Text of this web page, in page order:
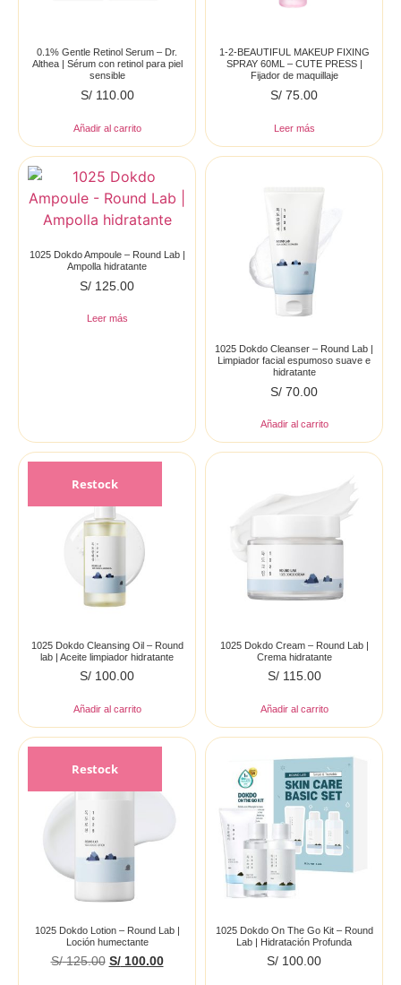
0.1% Gentle Retinol Serum – Dr.
Althea | Sérum con retinol para piel
sensible
S/110.00
Añadir al carrito
1-2-BEAUTIFUL MAKEUP FIXING
SPRAY 60ML – CUTE PRESS |
Fijador de maquillaje
S/ 75.00
Leer más
1025 Dokdo Ampoule – Round Lab |
Ampolla hidratante
S/ 125.00
Leer más
1025 Dokdo Cleanser – Round Lab |
Limpiador facial espumoso suave e
hidratante
S/ 70.00
Añadir al carrito
Restock
1025 Dokdo Cleansing Oil – Round
lab | Aceite limpiador hidratante
S/ 100.00
Añadir al carrito
1025 Dokdo Cream – Round Lab |
Crema hidratante
S/115.00
Añadir al carrito
Restock
1025 Dokdo Lotion – Round Lab |
Loción humectante
S/125.00 S/100.00
1025 Dokdo On The Go Kit – Round
Lab | Hidratación Profunda
S/ 100.00